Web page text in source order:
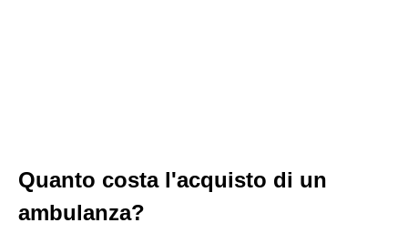
Quanto costa l'acquisto di un
ambulanza?